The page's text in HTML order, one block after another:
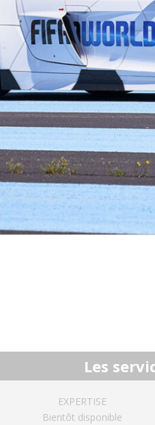
Les
EXPERTISE
Bientôt disponible